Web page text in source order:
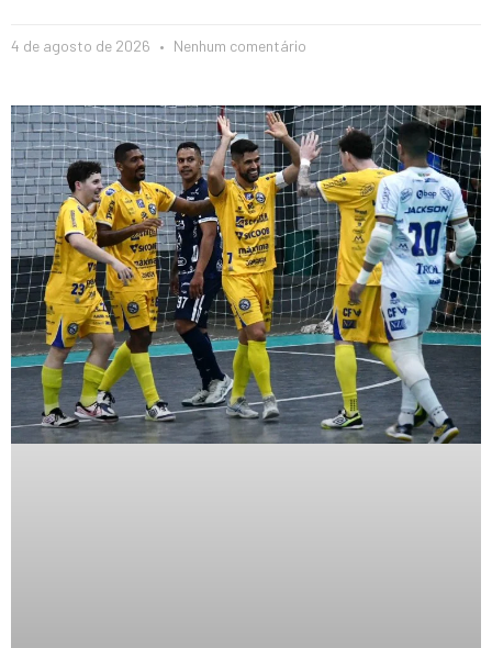
4 de agosto de 2026 Nenhum comentário